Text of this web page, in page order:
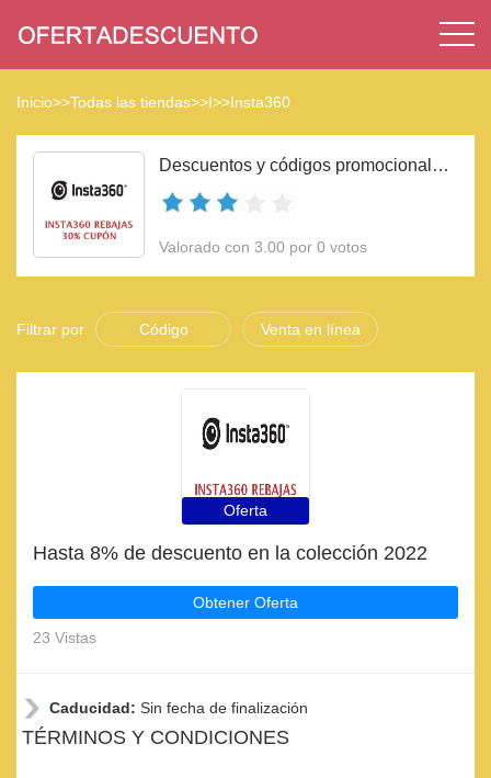
Inicio>>Todas las tiendas>>I>>Insta360
Descuentos y códigos promocionales Insta360 2023
Valorado con 3.00 por 0 votos
Filtrar por Código Venta en línea
Oferta
Hasta 8% de descuento en la colección 2022
Obtener Oferta
23 Vistas
Caducidad: Sin fecha de finalización
TÉRMINOS Y CONDICIONES